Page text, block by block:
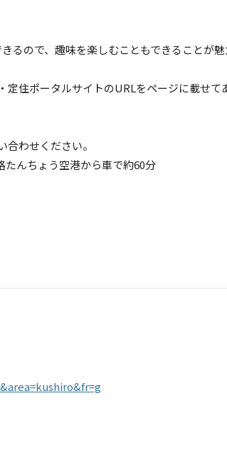
るので、趣味を楽しむこともできることが
住ポータルサイトのURLをページに載せて
わせください。
たんちょう空港から車で約60分